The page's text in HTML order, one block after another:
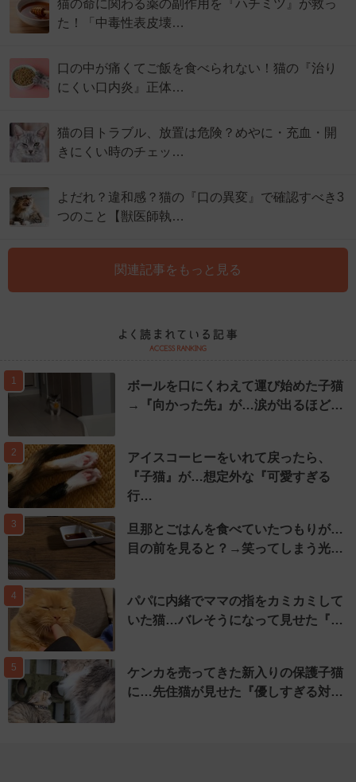
猫の命に関わる薬の副作用を『ハチミツ』が救っ
た！「中毒性表皮壊…
口の中が痛くてご飯を食べられない！猫の『治り
にくい口内炎』正体…
猫の目トラブル、放置は危険？めやに・充血・開
きにくい時のチェッ…
よだれ？違和感？猫の『口の異変』で確認すべき3
つのこと【獣医師執…
関連記事をもっと見る
1
ボールを口にくわえて運び始めた子猫
→『向かった先』が…涙が出るほど…
2
アイスコーヒーをいれて戻ったら、
『子猫』が…想定外な『可愛すぎる
行…
3
旦那とごはんを食べていたつもりが…
目の前を見ると？→笑ってしまう光…
4
パパに内緒でママの指をカミカミして
いた猫…バレそうになって見せた『…
5
ケンカを売ってきた新入りの保護子猫
に…先住猫が見せた『優しすぎる対…